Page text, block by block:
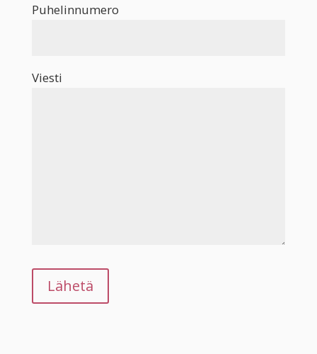
Puhelinnumero
Viesti